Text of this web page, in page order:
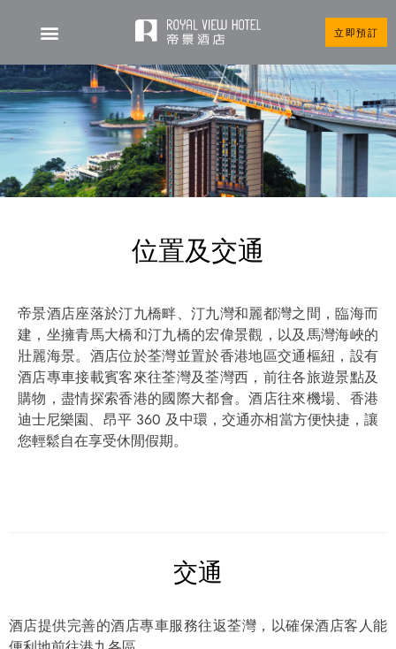
立即預訂
位置及交通
帝景酒店座落於汀九橋畔、汀九灣和麗都灣之間，臨海而
建，坐擁青馬大橋和汀九橋的宏偉景觀，以及馬灣海峽的
壯麗海景。酒店位於荃灣並置於香港地區交通樞紐，設有
酒店專車接載賓客來往荃灣及荃灣西，前往各旅遊景點及
購物，盡情探索香港的國際大都會。酒店往來機場、香港
迪士尼樂園、昂平 360 及中環，交通亦相當方便快捷，讓
您輕鬆自在享受休閒假期。
交通
酒店提供完善的酒店專車服務往返荃灣，以確保酒店客人能